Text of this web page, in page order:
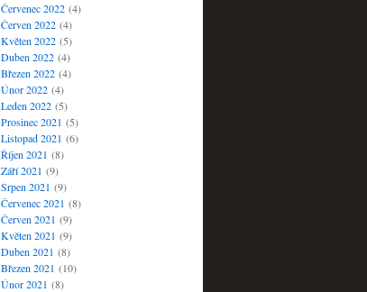
Červenec 2022(4)
Červen 2022(4)
Květen 2022(5)
Duben 2022(4)
Březen 2022(4)
Únor 2022(4)
Leden 2022(5)
Prosinec 2021 (5)
Listopad 2021 (6)
Říjen 2021 (8)
Září 2021 (9)
Srpen 2021 (9)
Červenec 2021 (8)
Červen 2021 (9)
Květen 2021 (9)
Duben 2021 (8)
Březen 2021 (10)
Únor 2021 (8)